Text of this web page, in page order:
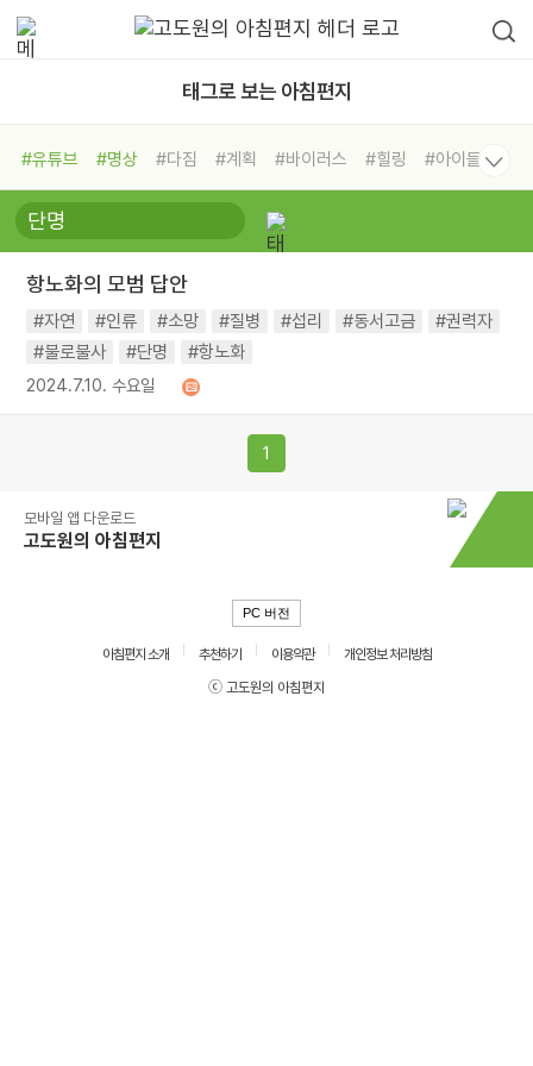
태그로 보는 아침편지
#유튜브 #명상 #다짐 #계획 #바이러스 #힐링
#아이들
#비전캠프
#독서캠프 #삶
#희망
#나눔 #친구 #링컨학교
#독서
#건강 #면역력
항노화의 모범 답안
#자연 #인류 #소망 #질병 #섭리 #동서고금
#권력자
#불로불사
#단명 #항노화
2024.7.10. 수요일
1
모바일 앱 다운로드
고도원의 아침편지
PC 버전
아침편지 소개 추천하기 이용약관
개인정보 처리방침
ⓒ 고도원의 아침편지